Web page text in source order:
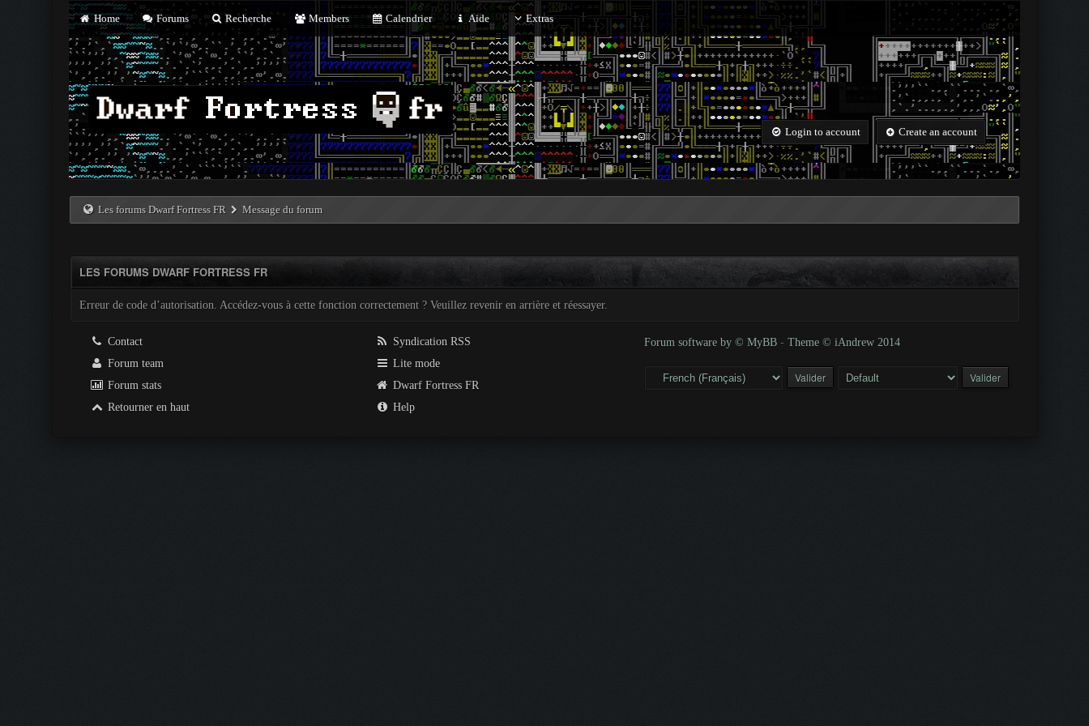
Home Forums Recherche Members Calendrier Aide Extras
Login to account Create an account
Les forums Dwarf Fortress FR Message du forum
LES FORUMS DWARF FORTRESS FR
Erreur de code d’autorisation. Accédez-vous à cette fonction correctement ? Veuillez revenir en arrière et réessayer.
Contact
Forum team
Forum stats
Retourner en haut
Syndication RSS
Lite mode
Dwarf Fortress FR
Help
Forum software by © MyBB - Theme © iAndrew 2014